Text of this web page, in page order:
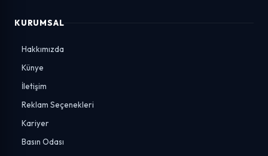
KURUMSAL
Hakkımızda
Künye
İletişim
Reklam Seçenekleri
Kariyer
Basın Odası